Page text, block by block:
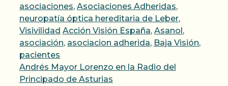
Categorías
asociaciones, Asociaciones Adheridas,
neuropatía óptica hereditaria de Leber,
Visivilidad Etiquetas
Acción Visión España, Asanol,
asociación, asociacion adherida, Baja Visión,
pacientes
Andrés Mayor Lorenzo en la Radio del
Principado de Asturias